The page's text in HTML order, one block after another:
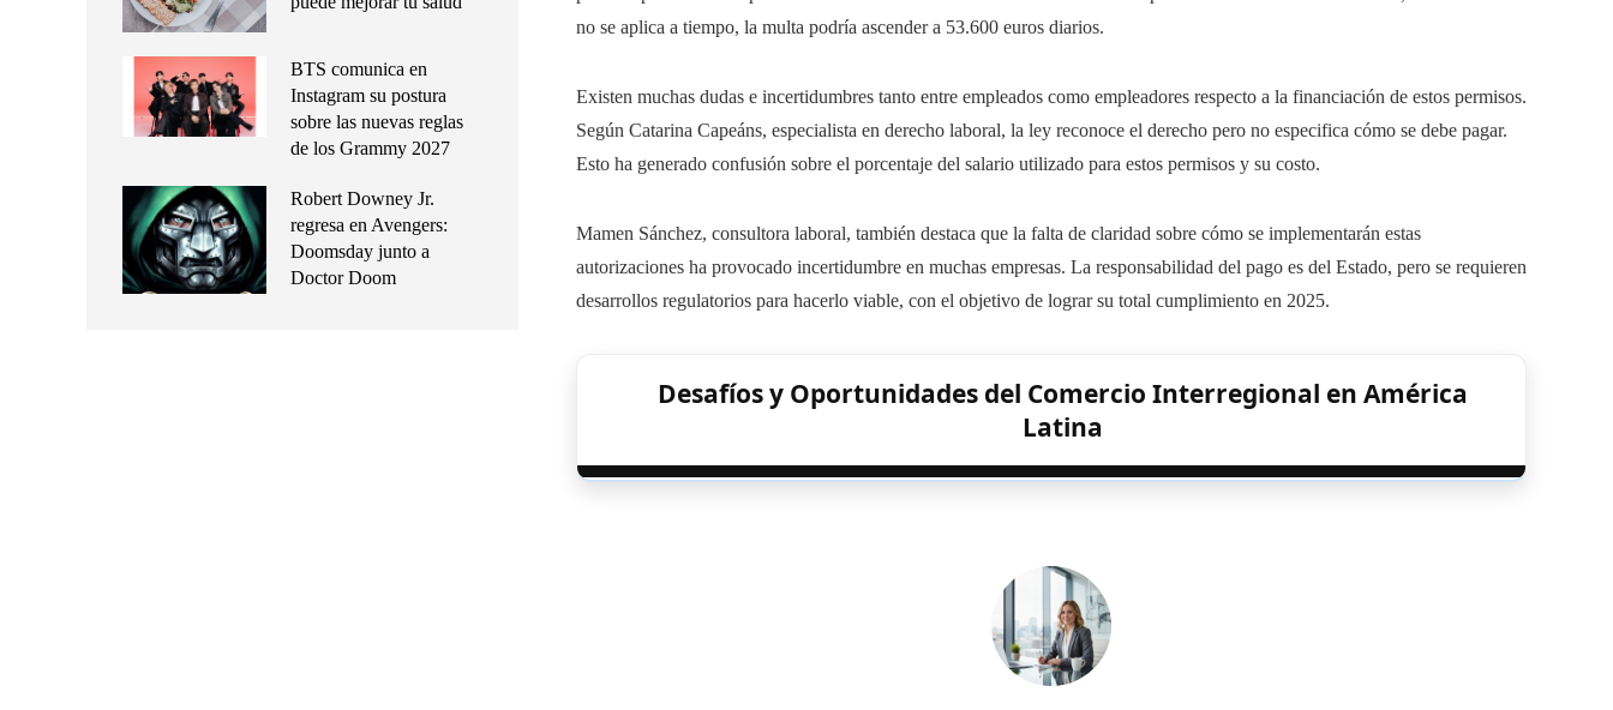
no se aplica a tiempo, la multa podría ascender a 53.600 euros diarios.
Existen muchas dudas e incertidumbres tanto entre empleados como empleadores respecto a la financiación de estos permisos.
Según Catarina Capeáns, especialista en derecho laboral, la ley reconoce el derecho pero no especifica cómo se debe pagar.
Esto ha generado confusión sobre el porcentaje del salario utilizado para estos permisos y su costo.
Mamen Sánchez, consultora laboral, también destaca que la falta de claridad sobre cómo se implementarán estas
autorizaciones ha provocado incertidumbre en muchas empresas. La responsabilidad del pago es del Estado, pero se requieren
desarrollos regulatorios para hacerlo viable, con el objetivo de lograr su total cumplimiento en 2025.
Desafíos y Oportunidades del Comercio Interregional en América
Latina
BTS comunica en
Instagram su postura
sobre las nuevas reglas
de los Grammy 2027
Robert Downey Jr.
regresa en Avengers:
Doomsday junto a
Doctor Doom